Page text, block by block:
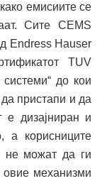
емисиите се
Сите CEMS
Endress Hauser
TUV
до кои
пристапи и да
е дизајниран и
а корисниците
не можат да ги
механизми